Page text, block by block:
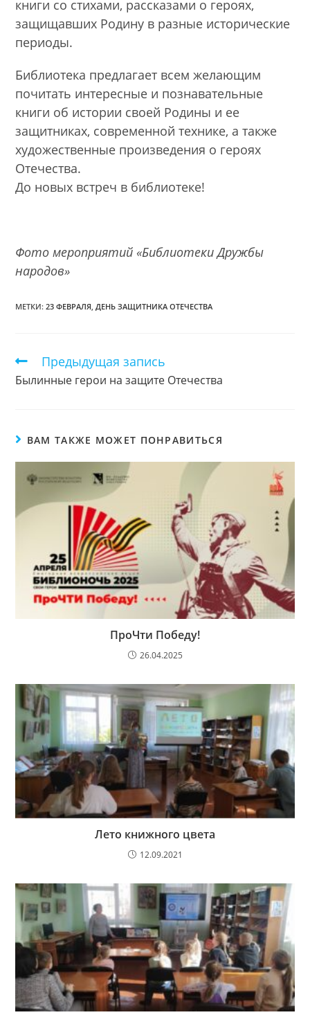
книги со стихами, рассказами о героях,
защищавших Родину в разные исторические
периоды.
Библиотека предлагает всем желающим
почитать интересные и познавательные
книги об истории своей Родины и ее
защитниках, современной технике, а также
художественные произведения о героях
Отечества.
До новых встреч в библиотеке!
Фото мероприятий «Библиотеки Дружбы
народов»
МЕТКИ:23 ФЕВРАЛЯ, ДЕНЬ ЗАЩИТНИКА ОТЕЧЕСТВА
Еще
статьи
Предыдущая запись
Былинные герои на защите Отечества
ВАМ ТАКЖЕ МОЖЕТ ПОНРАВИТЬСЯ
ПроЧти Победу!
26.04.2025
Лето книжного цвета
12.09.2021